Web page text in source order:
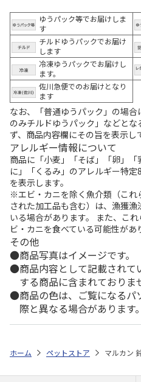
ゆうパック等でお届けしま
す
チルドゆうパックでお届け
します
冷凍ゆうパックでお届けし
ます。
佐川急便でのお届けとなり
ます
なお、「普通ゆうパック」の場
のみチルドゆうパック」などと
ず、商品内容欄にその旨を表示し
アレルギー情報について
商品に「小麦」「そば」「卵」
に」「くるみ」のアレルギー特
を表示します。
※エビ・カニを除く魚介類（これ
された加工品も含む）は、漁獲
いる場合があります。 また、こ
ビ・カニを食べている可能性があ
その他
商品写真はイメージです。
商品内容として記載され
する商品に含まれておりま
商品の色は、ご覧になる
際と異なる場合があります。
ホーム ペットストア マルカン